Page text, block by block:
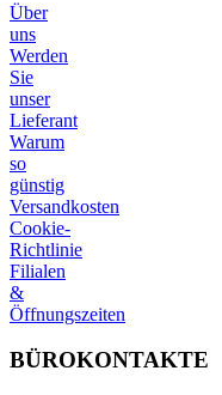
Über
uns
Werden
Sie
unser
Lieferant
Warum
so
günstig
Versandkosten
Cookie-
Richtlinie
Filialen
&
Öffnungszeiten
BÜROKONTAKTE